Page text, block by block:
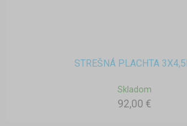
STREŠNÁ PLACHTA
Skladom
92,00 €